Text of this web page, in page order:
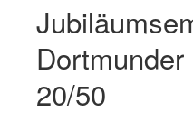
Kinderschutz im Sport
Fördermöglichkeiten
Vereinsberatung
20/50